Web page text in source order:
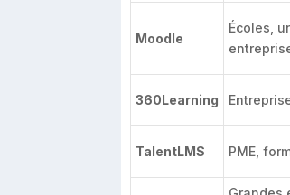
Moodle
Écoles,
360Learning
TalentLMS PME,